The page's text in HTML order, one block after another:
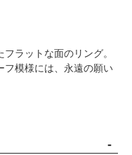
ラットな面のリング。
フ模様には、永遠の願い